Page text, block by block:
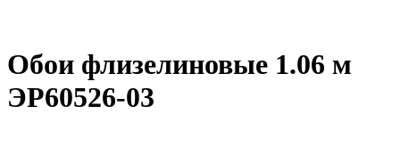
Обои флизелиновые 1.06 м
ЭР60526-03